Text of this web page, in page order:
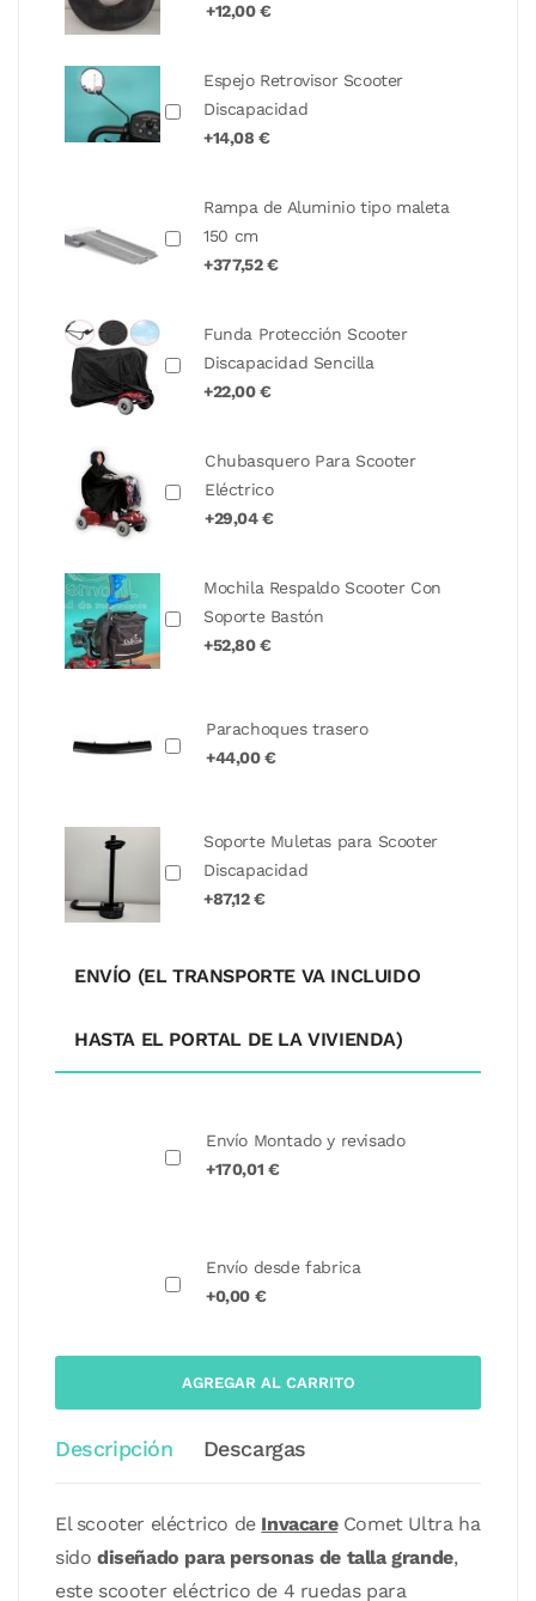
+12,00 €
Espejo Retrovisor Scooter
Discapacidad
+14,08 €
Rampa de Aluminio tipo maleta
150 cm
+377,52 €
Funda Protección Scooter
Discapacidad Sencilla
+22,00 €
Chubasquero Para Scooter
Eléctrico
+29,04 €
Mochila Respaldo Scooter Con
Soporte Bastón
+52,80 €
Parachoques trasero
+44,00 €
Soporte Muletas para Scooter
Discapacidad
+87,12 €
ENVÍO (EL TRANSPORTE VA INCLUIDO
HASTA EL PORTAL DE LA VIVIENDA)
Envío Montado y revisado
+170,01 €
Envío desde fabrica
+0,00 €
AGREGAR AL CARRITO
Descripción Descargas
El scooter eléctrico de InvacareComet Ultra ha
sido diseñado para personas de talla grande,
este scooter eléctrico de 4 ruedas para